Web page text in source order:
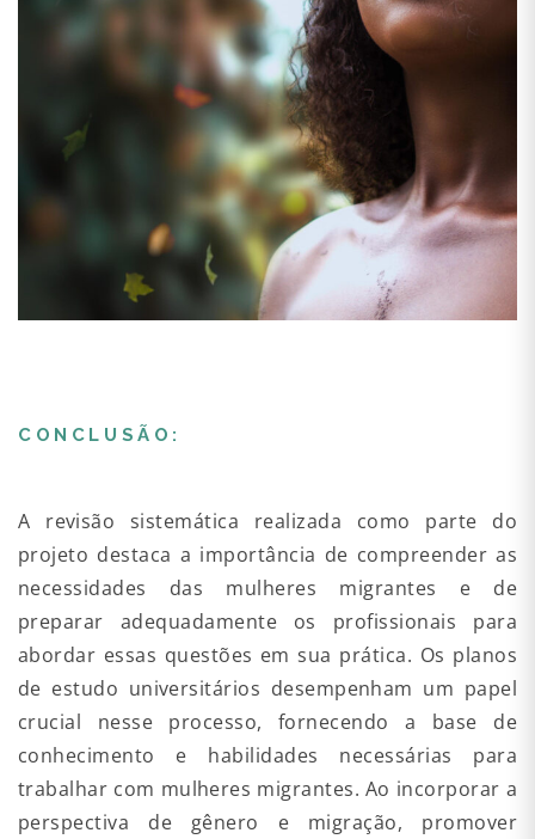
CONCLUSÃO:
A revisão sistemática realizada como parte do
projeto destaca a importância de compreender as
necessidades das mulheres migrantes e de
preparar adequadamente os profissionais para
abordar essas questões em sua prática. Os planos
de estudo universitários desempenham um papel
crucial nesse processo, fornecendo a base de
conhecimento e habilidades necessárias para
trabalhar com mulheres migrantes. Ao incorporar a
perspectiva de gênero e migração, promover